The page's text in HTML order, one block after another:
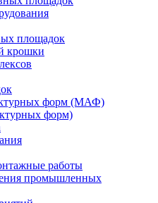
площадок
крошки
форм (МАФ)
форм)
работы
промышленных